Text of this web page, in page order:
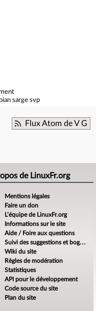
sarge svp
Flux Atom de V G
de LinuxFr.org
Mentions légales
Faire un don
L’équipe de LinuxFr.org
Informations sur le site
Aide / Foire aux questions
Suivi des suggestions et bogues
Wiki du site
Règles de modération
Statistiques
API pour le développement
Code source du site
Plan du site